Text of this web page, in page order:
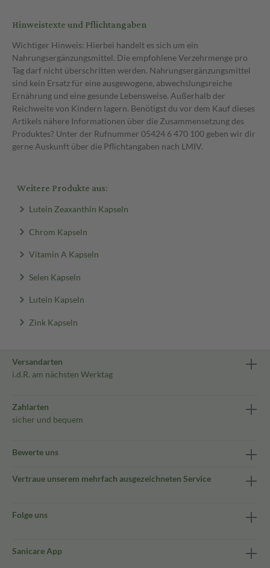
Hinweistexte und Pflichtangaben
Wichtiger Hinweis: Hierbei handelt es sich um ein
Nahrungsergänzungsmittel. Die empfohlene Verzehrmenge pro
Tag darf nicht überschritten werden. Nahrungsergänzungsmittel
sind kein Ersatz für eine ausgewogene, abwechslungsreiche
Ernährung und eine gesunde Lebensweise. Außerhalb der
Reichweite von Kindern lagern. Benötigst du vor dem Kauf dieses
Artikels nähere Informationen über die Zusammensetzung des
Produktes? Unter der Rufnummer 05424 6 470 100 geben wir dir
gerne Auskunft über die Pflichtangaben nach LMIV.
Weitere Produkte aus:
Lutein Zeaxanthin Kapseln
Chrom Kapseln
Vitamin A Kapseln
Selen Kapseln
Lutein Kapseln
Zink Kapseln
Versandarten
i.d.R. am nächsten Werktag
Zahlarten
sicher und bequem
Bewerte uns
Vertraue unserem mehrfach ausgezeichneten Service
Folge uns
Sanicare App